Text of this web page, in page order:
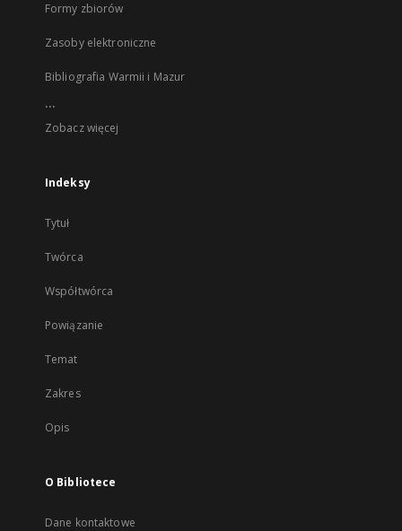
Formy zbiorów
Zasoby elektroniczne
Bibliografia Warmii i Mazur
...
Zobacz więcej
Indeksy
Tytuł
Twórca
Współtwórca
Powiązanie
Temat
Zakres
Opis
O Bibliotece
Dane kontaktowe